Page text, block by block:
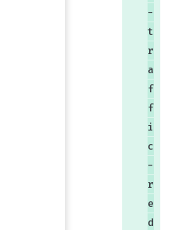
-
t
r
a
f
f
i
c
-
r
e
d